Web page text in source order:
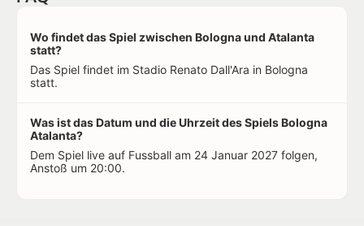
Wo findet das Spiel zwischen Bologna und Atalanta
statt?
Das Spiel findet im Stadio Renato Dall'Ara in Bologna
statt.
Was ist das Datum und die Uhrzeit des Spiels Bologna
Atalanta?
Dem Spiel live auf Fussball am 24 Januar 2027 folgen,
Anstoß um 20:00.